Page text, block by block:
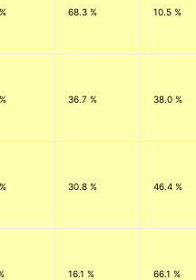
68.3 % 10.5 %
36.7 % 38.0 %
30.8 % 46.4 %
16.1 % 66.1 %